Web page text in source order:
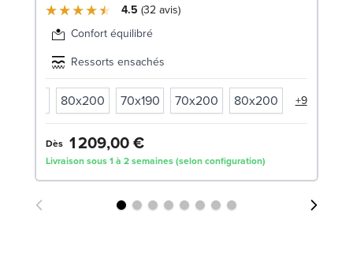
4.5 32avis
Confort équilibré
Ressorts ensachés
80x200 70x190 70x200 80x200 +9
Dès 1 209,00 €
Livraison sous 1 à 2 semaines (selon configuration)